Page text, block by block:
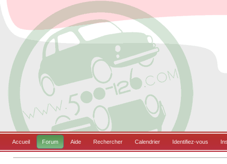
Accueil Forum Aide Rechercher Calendrier Identifiez-vous